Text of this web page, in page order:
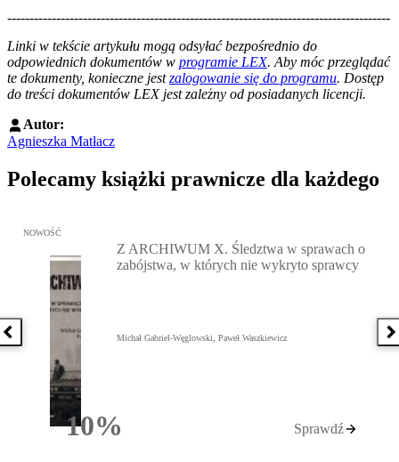
--------------------------------------------------------------------------------------
Linki w tekście artykułu mogą odsyłać bezpośrednio do
odpowiednich dokumentów w programie LEX. Aby móc przeglądać
te dokumenty, konieczne jestzalogowanie się do programu. Dostęp
do treści dokumentów LEX jest zależny od posiadanych licencji.
Autor:
Agnieszka Matłacz
Polecamy książki prawnicze dla każdego
Poprzednia książka
Przejdź do: Z ARCHIWUM X. Śledztwa w sprawach o
NOWOŚĆ
10%Rabatu
Z ARCHIWUM X. Śledztwa w sprawach o
zabójstwa, w których nie wykryto sprawcy
Michał Gabriel-Węglowski, Paweł Waszkiewicz
Sprawdź